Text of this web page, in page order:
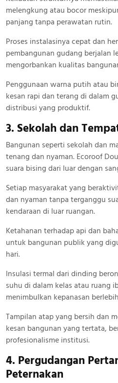
melengkung atau bocor
panjang tanpa perawatan rutin.
Proses instalasinya cepat dan
pembangunan gudang berjalan
mengorbankan kualitas
Penggunaan warna putih atau
kesan rapi dan terang di dalam
distribusi yang produktif.
3. Sekolah dan
Bangunan seperti sekolah dan
tenang dan nyaman. Ecoroof
suara bising dari luar dengan
Setiap masyarakat yang
dan nyaman tanpa terganggu
kendaraan di luar ruangan.
Ketahanan terhadap api dan
untuk bangunan publik yang
hari.
Insulasi termal dari dinding
suhu di dalam kelas atau ruang
menimbulkan kepanasan
Tampilan atap yang bersih dan
kesan bangunan yang tertata,
profesionalisme institusi.
4. Pergudangan
Peternakan